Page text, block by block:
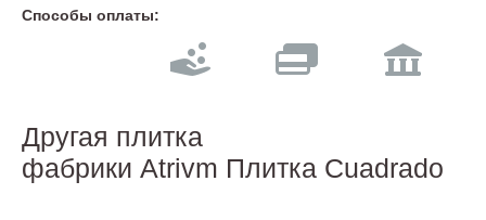
Способы оплаты:
Другая плитка
фабрики Atrivm Плитка Cuadrado